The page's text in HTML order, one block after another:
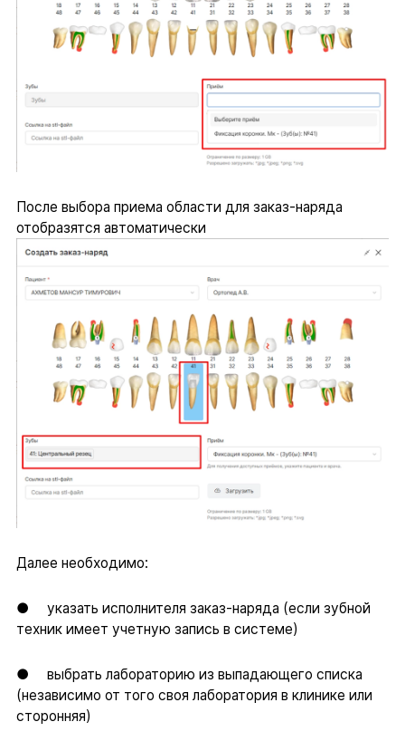
После выбора приема области для заказ-наряда
отобразятся автоматически
Далее необходимо:
● указать исполнителя заказ-наряда (если зубной
техник имеет учетную запись в системе)
● выбрать лабораторию из выпадающего списка
(независимо от того своя лаборатория в клинике или
сторонняя)